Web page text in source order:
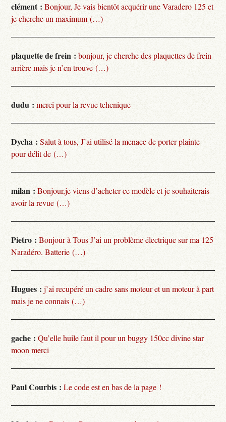
clément : Bonjour, Je vais bientôt acquérir une Varadero 125 et
je cherche un maximum (…)
plaquette de frein : bonjour, je cherche des plaquettes de frein
arrière mais je n’en trouve (…)
dudu : merci pour la revue tehcnique
Dycha : Salut à tous, J’ai utilisé la menace de porter plainte
pour délit de (…)
milan : Bonjour,je viens d’acheter ce modèle et je souhaiterais
avoir la revue (…)
Pietro : Bonjour à Tous J’ai un problème électrique sur ma 125
Naradéro. Batterie (…)
Hugues : j’ai recupéré un cadre sans moteur et un moteur à part
mais je ne connais (…)
gache : Qu’elle huile faut il pour un buggy 150cc divine star
moon merci
Paul Courbis : Le code est en bas de la page !